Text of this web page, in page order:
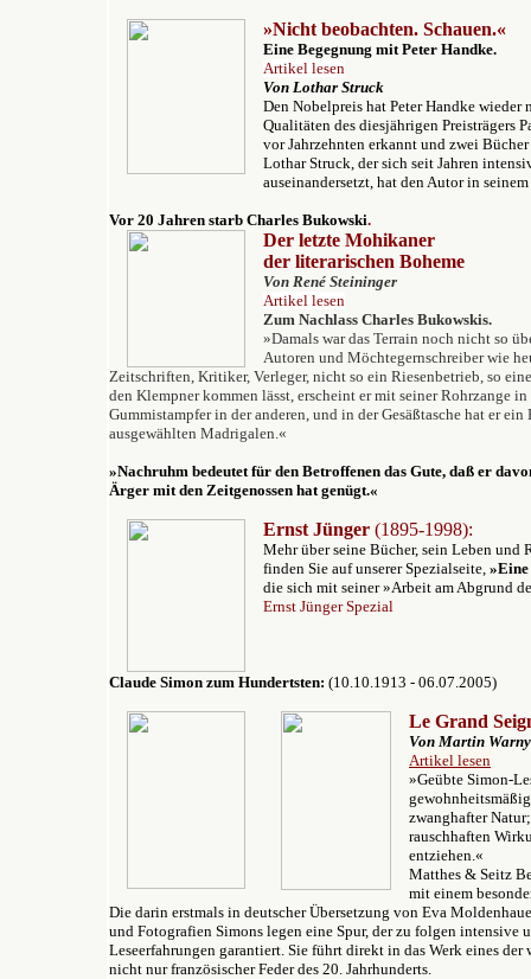
»Nicht beobachten. Schauen.«
Eine Begegnung mit Peter Handke.
Artikel lesen
Von Lothar Struck
Den Nobelpreis hat Peter Handke wieder
Qualitäten des diesjährigen Preisträgers
vor Jahrzehnten erkannt und zwei Bücher
Lothar Struck, der sich seit Jahren
auseinandersetzt, hat den Autor in
Vor 20 Jahren starb Charles Bukowski.
Der letzte Mohikaner
der literarischen Boheme
Von René Steininger
Artikel lesen
Zum Nachlass Charles Bukowskis.
»Damals war das Terrain noch nicht so
Autoren und Möchtegernschreiber wie
Zeitschriften, Kritiker, Verleger, nicht so ein Riesenbetrieb, so
den Klempner kommen lässt, erscheint er mit seiner Rohrzange
Gummistampfer in der anderen, und in der Gesäßtasche hat er
ausgewählten Madrigalen.«
»Nachruhm bedeutet für den Betroffenen das Gute, daß er
Ärger mit den Zeitgenossen hat genügt.«
Ernst Jünger (1895-1998):
Mehr über seine Bücher, sein Leben und
finden Sie auf unserer Spezialseite, »E
die sich mit seiner »Arbeit am Abgrund
Ernst Jünger Spezial
Claude Simon zum Hundertsten: (10.10.1913 - 06.07.2005)
Le Grand
Von Martin Warny
Artikel lesen
»Geübte Simon-
zwanghafter Na
rauschhaften
entziehen.«
Matthes & Seitz
mit einem
Die darin erstmals in deutscher Übersetzung von Eva
und Fotografien Simons legen eine Spur, der zu folgen intensive
Leseerfahrungen garantiert. Sie führt direkt in das Werk eines
nicht nur französischer Feder des 20. Jahrhunderts.